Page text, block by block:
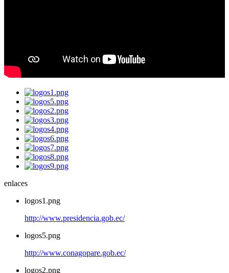
enlaces
logos1.png
http://www.presidencia.gob.ec/
logos5.png
http://www.conagopare.gob.ec/
logos2.png